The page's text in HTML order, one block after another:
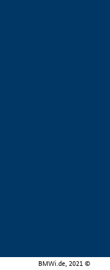
BMWi.de, 2021 ©